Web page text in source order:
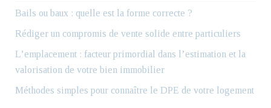
Bails ou baux : quelle est la forme correcte ?
Rédiger un compromis de vente solide entre particuliers
L’emplacement : facteur primordial dans l’estimation et la
valorisation de votre bien immobilier
Méthodes simples pour connaître le DPE de votre logement